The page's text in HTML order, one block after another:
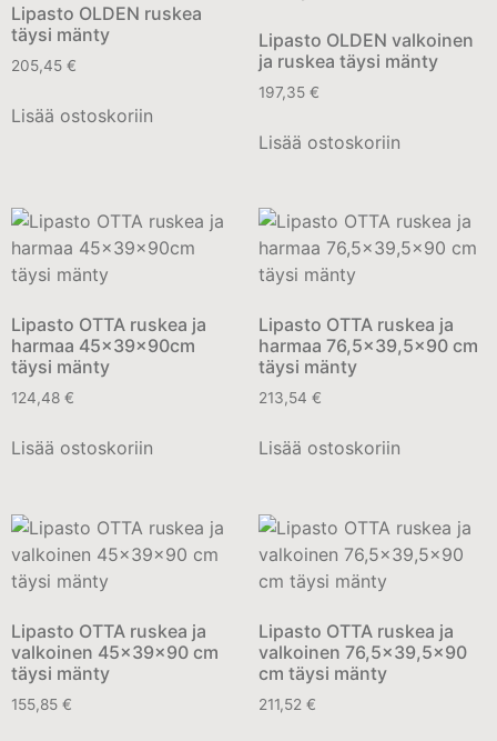
Lipasto OLDEN ruskea
täysi mänty
205,45 €
Lisää ostoskoriin
Lipasto OLDEN valkoinen
ja ruskea täysi mänty
197,35 €
Lisää ostoskoriin
Lipasto OTTA ruskea ja
harmaa 45x39x90cm
täysi mänty
124,48 €
Lisää ostoskoriin
Lipasto OTTA ruskea ja
harmaa 76,5×39,5×90 cm
täysi mänty
213,54 €
Lisää ostoskoriin
Lipasto OTTA ruskea ja
valkoinen 45x39x90 cm
täysi mänty
155,85 €
Lipasto OTTA ruskea ja
valkoinen 76,5×39,5×90
cm täysi mänty
211,52 €